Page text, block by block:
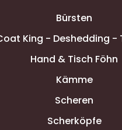
Bürsten
King - Deshedding -
Hand & Tisch Föhn
Kämme
Scheren
Scherköpfe